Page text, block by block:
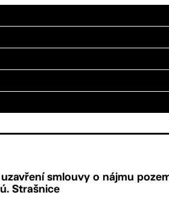
smlouvy o nájmu
Strašnice